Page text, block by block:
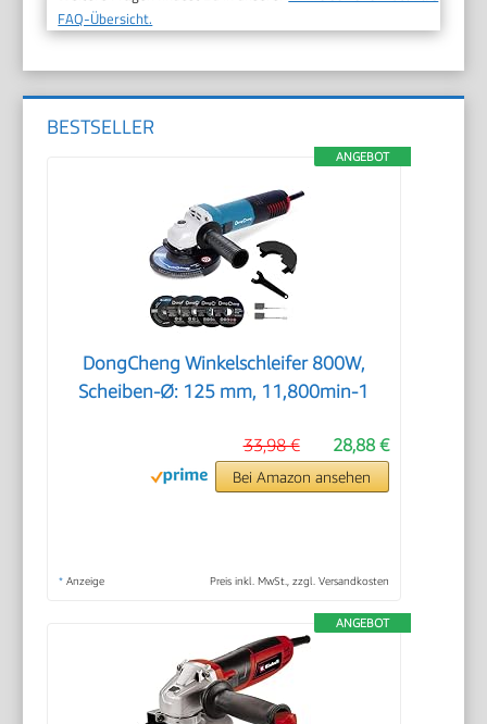
FAQ-Übersicht.
BESTSELLER
ANGEBOT
DongCheng Winkelschleifer 800W,
Scheiben-Ø: 125 mm, 11,800min-1
28,88 €
33,98 €
Bei Amazon ansehen
* Anzeige Preis inkl. MwSt., zzgl. Versandkosten
ANGEBOT